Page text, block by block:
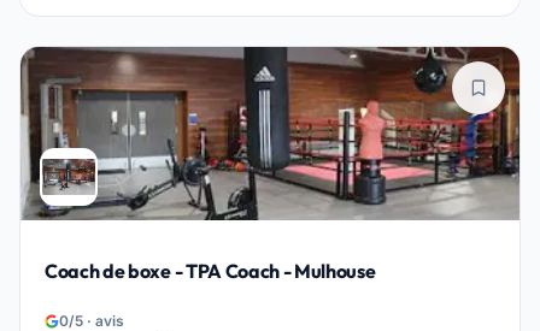
Coach de boxe - TPA Coach - Mulhouse
0/5 · avis